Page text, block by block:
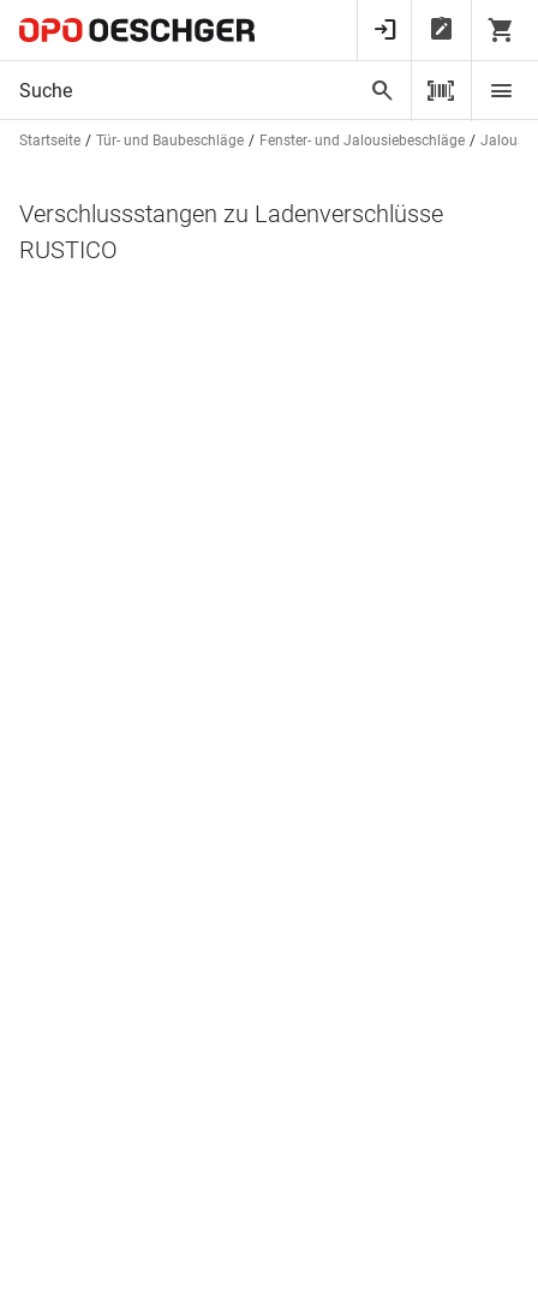
Startseite Tür- und Baubeschläge Fenster- und Jalousiebeschläge
Verschlussstangen zu Ladenverschlüsse
RUSTICO